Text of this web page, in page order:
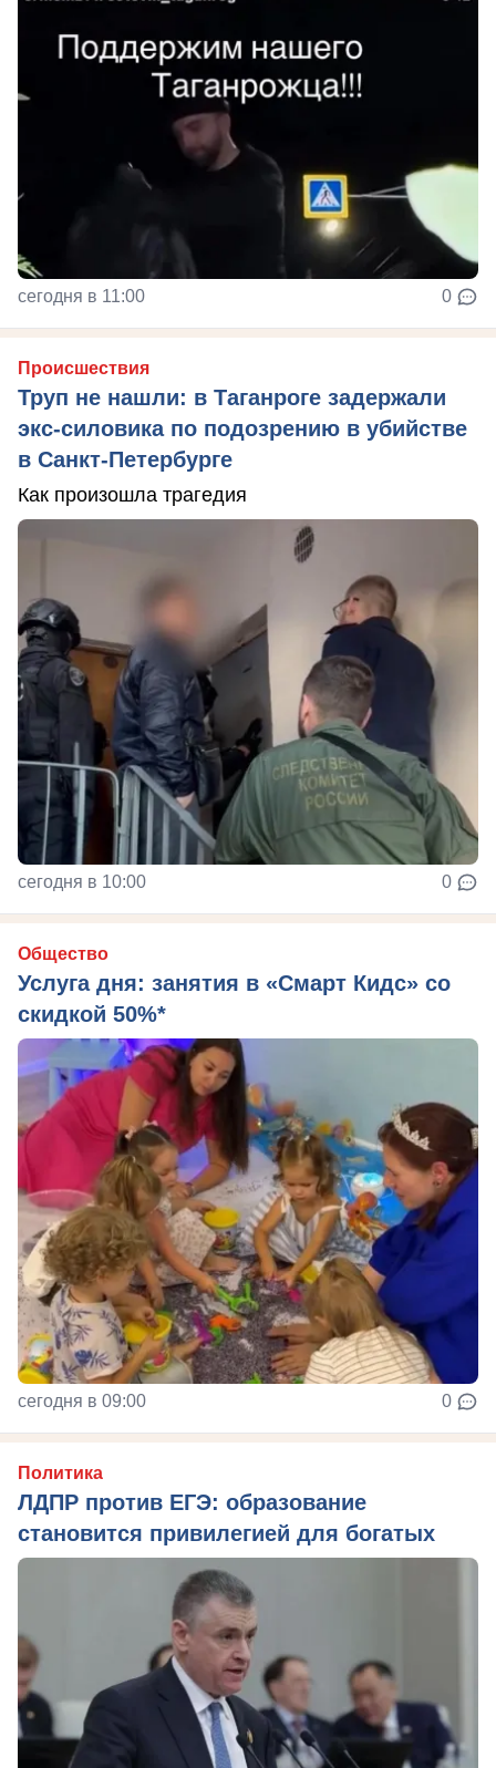
сегодня в 11:00 0
Происшествия
Труп не нашли: в Таганроге задержали
экс-силовика по подозрению в убийстве
в Санкт-Петербурге
Как произошла трагедия
сегодня в 10:00 0
Общество
Услуга дня: занятия в «Смарт Кидс» со
скидкой 50%*
сегодня в 09:00 0
Политика
ЛДПР против ЕГЭ: образование
становится привилегией для богатых